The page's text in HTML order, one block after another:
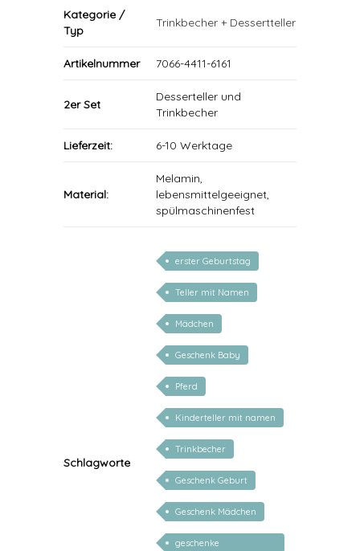
Kategorie /
Typ
Trinkbecher + Dessertteller
Artikelnummer 7066-4411-6161
2er Set
Desserteller und
Trinkbecher
Lieferzeit: 6-10 Werktage
Material:
Melamin,
lebensmittelgeeignet,
spülmaschinenfest
Schlagworte
erster Geburtstag
Teller mit Namen
Mädchen
Geschenk Baby
Pferd
Kinderteller mit namen
Trinkbecher
Geschenk Geburt
Geschenk Mädchen
geschenke